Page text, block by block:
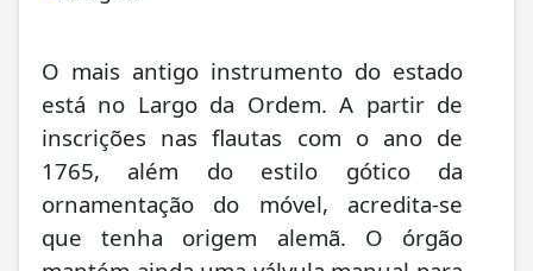
O mais antigo instrumento do estado
está no Largo da Ordem. A partir de
inscrições nas flautas com o ano de
1765, além do estilo gótico da
ornamentação do móvel, acredita-se
que tenha origem alemã. O órgão